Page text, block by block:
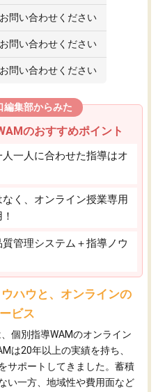
問い合わせください
問い合わせください
問い合わせください
編集部からみた
のおすすめポイント
一人に合わせた指導はオ
く、オンライン授業専用
管理システム＋指導ノウ
ハウと、オンラインの
ビス
個別指導WAMのオンライン
は20年以上の実績を持ち、
サポートしてきました。蓄積
い一方、地域性や費用面など